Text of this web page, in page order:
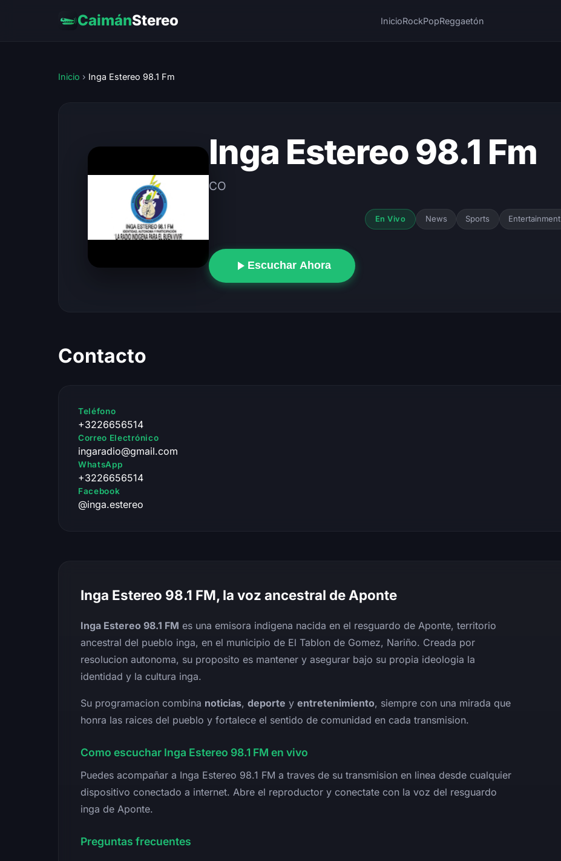
CaimánStereo InicioRockPopReggaetón
Inicio › Inga Estereo 98.1 Fm
Inga Estereo 98.1 Fm
CO
En Vivo News Sports Entertainment
Escuchar Ahora
Contacto
Teléfono
+3226656514
Correo Electrónico
ingaradio@gmail.com
WhatsApp
+3226656514
Facebook
@inga.estereo
Inga Estereo 98.1 FM, la voz ancestral de Aponte
Inga Estereo 98.1 FM es una emisora indigena nacida en el resguardo de Aponte, territorio
ancestral del pueblo inga, en el municipio de El Tablon de Gomez, Nariño. Creada por
resolucion autonoma, su proposito es mantener y asegurar bajo su propia ideologia la
identidad y la cultura inga.
Su programacion combina noticias, deporte y entretenimiento, siempre con una mirada que
honra las raices del pueblo y fortalece el sentido de comunidad en cada transmision.
Como escuchar Inga Estereo 98.1 FM en vivo
Puedes acompañar a Inga Estereo 98.1 FM a traves de su transmision en linea desde cualquier
dispositivo conectado a internet. Abre el reproductor y conectate con la voz del resguardo
inga de Aponte.
Preguntas frecuentes